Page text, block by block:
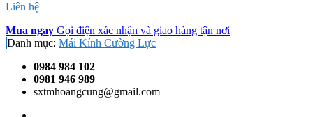
Liên hệ
Mua ngay Gọi điện xác nhận và giao hàng tận nơi
Danh mục: Mái Kính Cường Lực
0984 984 102
0981 946 989
sxtmhoangcung@gmail.com